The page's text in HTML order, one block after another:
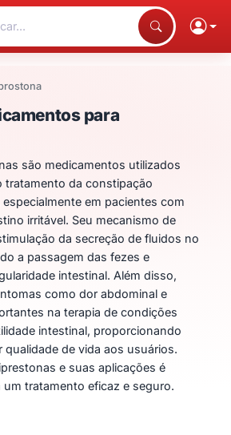
para
para
são medicamentos utilizados
tratamento da constipação
em pacientes com
irritável. Seu mecanismo de
da secreção de fluidos no
a passagem das fezes e
intestinal. Além disso,
como dor abdominal e
na terapia de condições
intestinal, proporcionando
de vida aos usuários.
e suas aplicações é
tratamento eficaz e seguro.